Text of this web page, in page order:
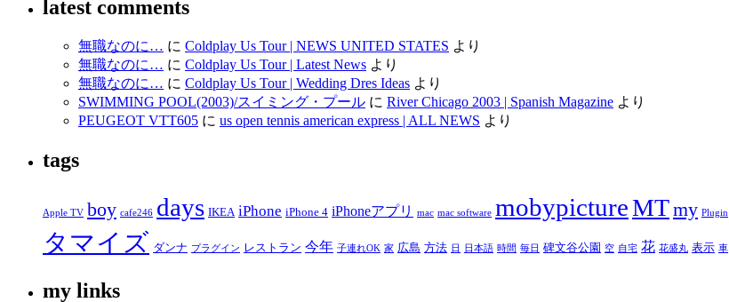
latest comments
無職なのに… に Coldplay Us Tour | NEWS UNITED STATES より
無職なのに… に Coldplay Us Tour | Latest News より
無職なのに… に Coldplay Us Tour | Wedding Dres Ideas より
SWIMMING POOL(2003)/スイミング・プール に River Chicago 2003 | Spanish Magazine より
PEUGEOT VTT605 に us open tennis american express | ALL NEWS より
tags
Apple TV boy cafe246 days IKEA iPhone iPhone 4 iPhoneアプリ mac mac software mobypictureMTmy Plugin
タマイズ ダンナ プラグイン レストラン 今年 子連れOK 家 広島 方法 日 日本語 時間 毎日 碑文谷公園 空 自宅 花 花盛丸 表示 車
my links